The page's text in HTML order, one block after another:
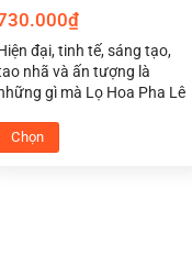
đẳng cấp. Khi cầm
một trải nghiệm
₫
đại, tinh tế, sáng tạo,
nhã và ấn tượng là
gì mà Lọ Hoa Pha Lê
phong thủy cho người mệnh
đem lại may mắn cho
Chọn